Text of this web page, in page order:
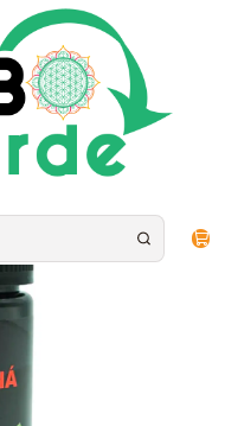
la provincia de Santiago
Deportiva